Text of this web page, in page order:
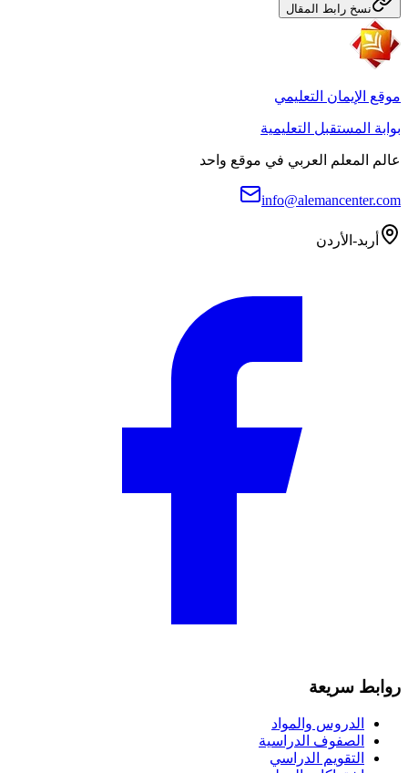
نسخ رابط المقال
موقع الإيمان التعليمي
بوابة المستقبل التعليمية
عالم المعلم العربي في موقع واحد
info@alemancenter.com
أربد-الأردن
روابط سريعة
الدروس والمواد
الصفوف الدراسية
التقويم الدراسي